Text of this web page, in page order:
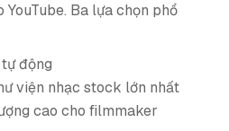
Ba lựa chọn phổ
động
viện nhạc stock lớn nhất
cao cho filmmaker